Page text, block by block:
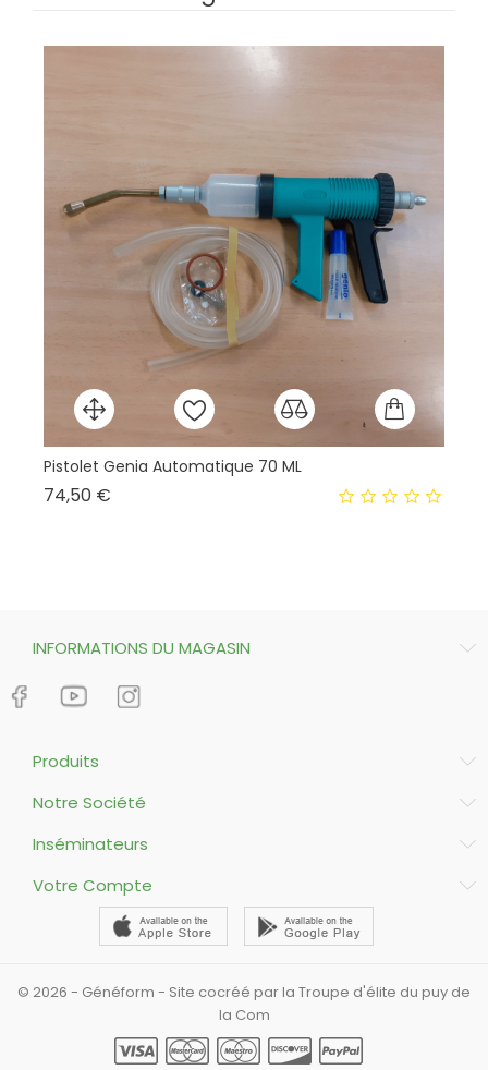
Pistolet Genia Automatique 70 ML
74,50 €
INFORMATIONS DU MAGASIN
Produits
Notre Société
Inséminateurs
Votre Compte
© 2026 - Généform - Site cocréé par la Troupe d'élite du puy de
la Com